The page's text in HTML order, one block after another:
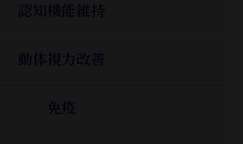
認知機能維持
動体視力改善
免疫